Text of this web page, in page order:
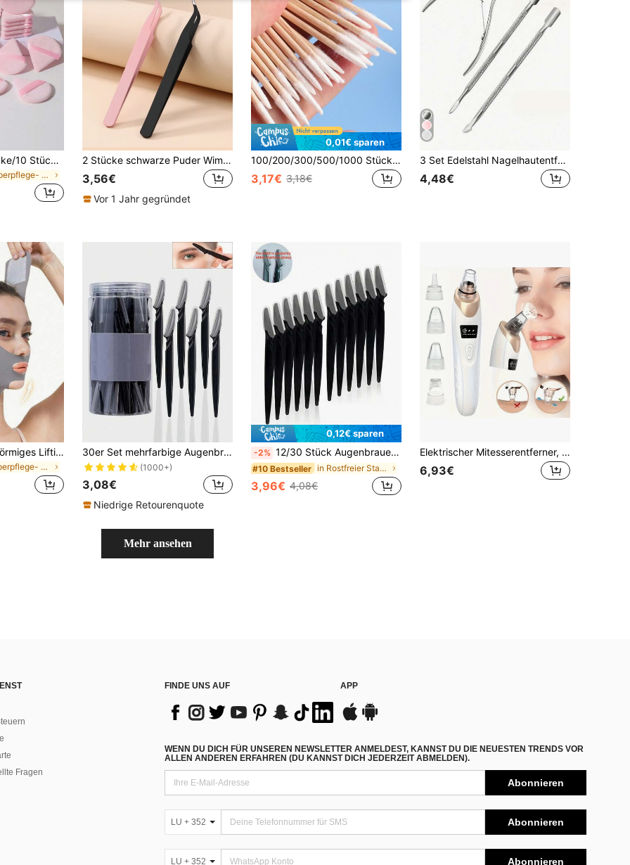
50 Stücke/20 Stücke/10 Stücke/5 Stücke/1 Stück wiederverwendbare Dreieck Make-up Schwämme, multifunktionale Make-up Tools für Foundation, Concealer, BB Cream, Sonnencreme, Cushion, Rouge, perfekte Alternative zu Make-up Pinseln, unverzichtbar für Reisen und Zuhause
in Körperpflege- und Hygieneartikel Gesichtsreinig
2 Stücke schwarze Puder Wimpernzange, Wimpern Werkzeug Clip, Wimpern Trimmer, Wimpern Veredlung Zange, Wimpern Lockenwickler, Delfin goldener Feder Clip, Hochpräzisions Blühzange
3,56€
Vor 1 Jahr gegründet
0,01€ sparen
100/200/300/500/1000 Stück Ultra-feine Einweg-Nagelpflegestäbchen mit spitzer Spitze für Präzision - Packung mit kleinen holzstäbchenartigen Stäbchen für die Nagelpflege, Einzel- und Doppelkopf Mikro-Kanten-Holzreinigungsstäbchen, Spitzkopf-Reinigungsstäbchen, Mehrzweck-Präzisions-Holzstäbchen, verwendet für Makeup, Tattoo-Dauerversorgung, tägliche Notwendigkeiten Mikroreinigung
3,17€ 3,18€
3 Set Edelstahl Nagelhautentferner, Nagelnippes, Trimmer, professionelles Nagelwerkzeug-Set für Salon und Zuhause, Maniküre- und Pediküre-Grundlagen, Nagelpflegewerkzeuge für Zuhause
4,48€
1 Stück Damen V-förmiges Lifting Katzenohren Design, atmungsaktives Schlaf- & Sport-Lifting, hoch elastisches nahtloses atmungsaktives Material, bequemer Langzeit-Tragekomfort, verstellbare Enge, leicht & nicht schwitzend, geeignet für Sport ohne Überhitzung, gleichmäßige Elastizität, keine Verformung beim Dehnen, kein Druck auf Kopf oder Ohren, nahtloser Schnitt, ideal für Laufen, Seilspringen und andere hochintensive Aerobic-Übungen, auch geeignet für leichte Nachtwäsche
in Körperpflege- und Hygieneartikel Gesichtsreinig
30er Set mehrfarbige Augenbrauenrasierer, Augenbrauentrimmer und Rasierer, peelendes Hautschaber-Werkzeug, Körperhaarentfernungs-Trimmer und Gesichts- & Augenbrauenrasierer-Set, Klingen mit langem Griff und präziser Schutzabdeckung, Augenbrauenpflege-Werkzeuge für Frauen, geeignet für tägliche oder Reiseanwendung (Schwarz)
(1000+)
3,08€
Niedrige Retourenquote
0,12€ sparen
-2% 12/30 Stück Augenbrauen-, Gesichts-, Körperhaartrimmer Rasierer mit Abdeckung für Frauen, Make-up-Werkzeugsatz, Augenbrauenrasierer, Gesichtshaarentferner, Gesichtsrasierer, Dermaplaning-Werkzeug zum Peelen für Männer und Frauen - Der Schaft ist zufällig entweder matt oder glänzend
#10 Bestseller in Rostfreier Stahl Haarschneider und -entfernung
3,96€ 4,08€
Elektrischer Mitesserentferner, USB aufladbar, 5 Saugköpfe, 3 einstellbare Stufen, elektrisches Akneentfernungswerkzeug, unisex, geeignet als Geschenk für Frauen
6,93€
Mehr ansehen
Fragen
FINDE UNS AUF APP
WENN DU DICH FÜR UNSEREN NEWSLETTER ANMELDEST, KANNST DU DIE NEUESTEN TRENDS VOR
ALLEN ANDEREN ERFAHREN (DU KANNST DICH JEDERZEIT ABMELDEN).
Abonnieren
LU + 352 Abonnieren
LU + 352 Abonnieren